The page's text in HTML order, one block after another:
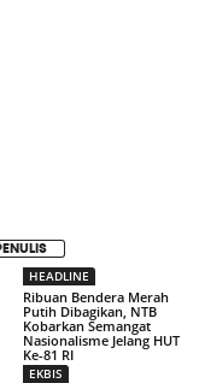
HEADLINE
Ribuan Bendera Merah
Putih Dibagikan, NTB
Kobarkan Semangat
Nasionalisme Jelang HUT
Ke-81 RI
EKBIS